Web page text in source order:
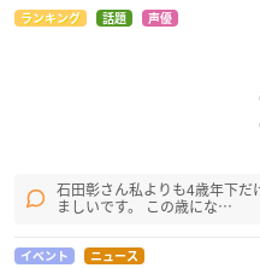
ランキング 話題 声優
石田彰さん私よりも4歳年下だ
ましいです。 この歳にな…
イベント ニュース